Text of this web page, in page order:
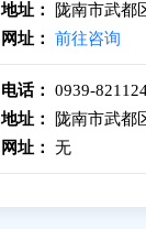
地址：
陇南市武都
网址：
前往咨询
电话：
0939-
地址：
陇南市武都
网址：
无